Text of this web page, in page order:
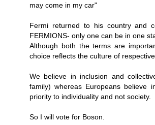
may come in my car"
Fermi returned to his country and
FERMIONS- only one can be in one
Although both the terms are
choice reflects the culture of
We believe in inclusion and
family) whereas Europeans believe
priority to individuality and not society.
So I will vote for Boson.